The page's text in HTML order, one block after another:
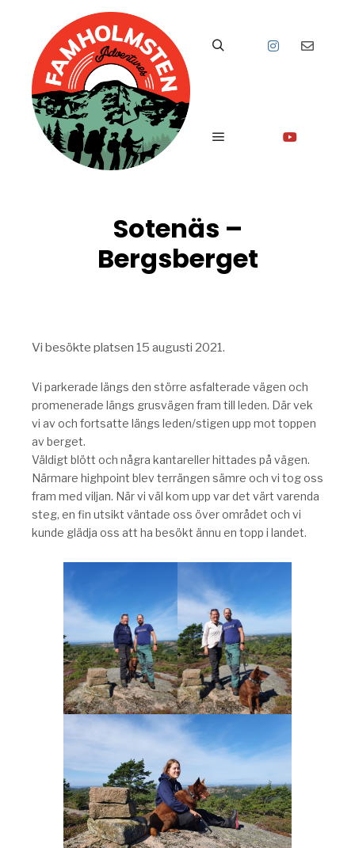
Sotenäs –
Bergsberget
Vi besökte platsen 15 augusti 2021.
Vi parkerade längs den större asfalterade vägen och
promenerade längs grusvägen fram till leden. Där vek
vi av och fortsatte längs leden/stigen upp mot toppen
av berget.
Väldigt blött och några kantareller hittades på vägen.
Närmare highpoint blev terrängen sämre och vi tog oss
fram med viljan. När vi väl kom upp var det värt varenda
steg, en fin utsikt väntade oss över området och vi
kunde glädja oss att ha besökt ännu en topp i landet.